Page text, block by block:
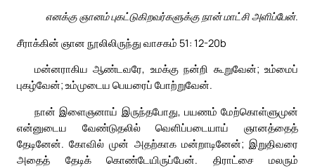
எனக்கு ஞானம் புகட்டுகிறவர்களுக்கு நான் மாட்சி அளிப்பேன்.
சீராக்கின் ஞான நூலிலிருந்து வாசகம் 51: 12-20b
மன்னராகிய ஆண்டவரே, உமக்கு நன்றி கூறுவேன்; உம்மைப்
புகழ்வேன்; உம்முடைய பெயரைப் போற்றுவேன்.
நான் இளைஞனாய் இருந்தபோது, பயணம் மேற்கொள்ளுமுன்
என்னுடைய வேண்டுதலில் வெளிப்படையாய் ஞானத்தைத்
தேடினேன். கோவில் முன் அதற்காக மன்றாடினேன்; இறுதிவரை
அதைத் தேடிக் கொண்டேயிருப்பேன். திராட்சை மலரும்